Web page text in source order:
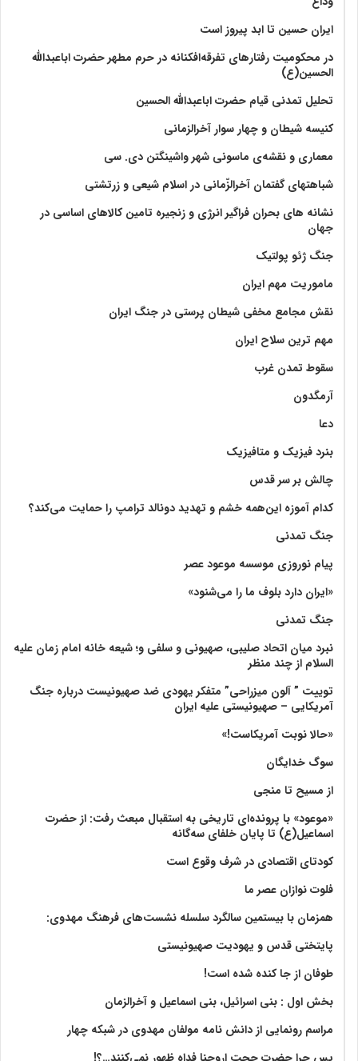
ایران حسین تا ابد پیروز است
در محکومیت رفتارهای تفرقه‌افکنانه در حرم مطهر حضرت اباعبدالله
الحسین(ع)
تحلیل تمدنی قیام حضرت اباعبدالله الحسین
کنیسه شیطان و چهار سوار آخرالزمانی
معماری و نقشه‌ی ماسونی شهر واشينگتن دی. سی
شباهتهای گفتمان آخر‌الزّمانی در اسلام شیعی و زرتشتی
نشانه های بحران فراگیر انرژی و زنجیره تامین کالاهای اساسی در
جهان
جنگ ژئو پولتیک
ماموریت مهم ایران
نقش مجامع مخفی شیطان پرستی در جنگ ایران
مهم ترین سلاح ایران
سقوط تمدن غرب
آرمگدون
دعا
بنرد فیزیک و متافیزیک
چالش بر سر قدس
کدام آموزه این‌همه خشم و تهدید دونالد ترامپ را حمایت می‌کند؟
جنگ تمدنی
پیام نوروزی موسسه موعود عصر
«ایران دارد بلوف ما را می‌شنود»
جنگ تمدنی
نبرد میان اتحاد صلیبی، صهیونی و سلفی و؛ شیعه خانه امام زمان علیه
السلام از چند منظر
توییت ” آلون میزراحی” متفکر یهودی ضد صهیونیست درباره جنگ
آمریکایی – صهیونیستی علیه ایران
«حالا نوبت آمریکاست!»
سوگ خدایگان
از مسیح تا منجی
«موعود» با پرونده‌ای تاریخی به استقبال مبعث رفت: از حضرت
اسماعیل(ع) تا پایان خلفای سه‌گانه
کودتای اقتصادی در شرف وقوع است
فلوت نوازان عصر ما
همزمان با بیستمین سالگرد سلسله نشست‌های فرهنگ مهدوی:‌
پایتختی قدس و یهودیت صهیونیستی
طوفان از جا کنده شده است!
بخش اول : بنی اسرائیل، بنی اسماعیل و آخرالزمان
مراسم رونمایی از دانش نامه مولفان مهدوی در شبکه چهار